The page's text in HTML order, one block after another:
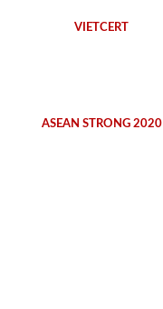
VIETCERT
ASEAN STRONG 2020